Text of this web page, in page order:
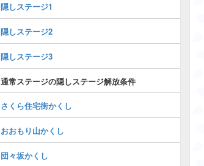
隠しステージ1
隠しステージ2
隠しステージ3
通常ステージの隠しステージ解放条件
さくら住宅街かくし
おおもり山かくし
団々坂かくし